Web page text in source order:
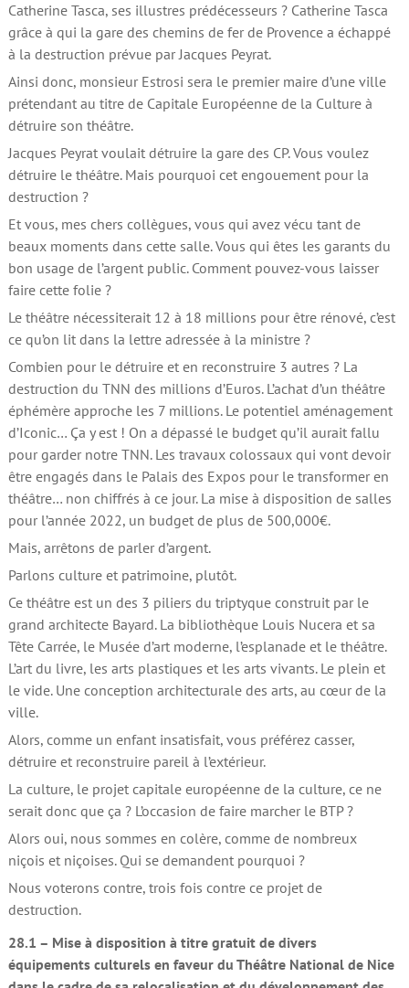
Catherine Tasca, ses illustres prédécesseurs ? Catherine Tasca
grâce à qui la gare des chemins de fer de Provence a échappé
à la destruction prévue par Jacques Peyrat.
Ainsi donc, monsieur Estrosi sera le premier maire d’une ville
prétendant au titre de Capitale Européenne de la Culture à
détruire son théâtre.
Jacques Peyrat voulait détruire la gare des CP. Vous voulez
détruire le théâtre. Mais pourquoi cet engouement pour la
destruction ?
Et vous, mes chers collègues, vous qui avez vécu tant de
beaux moments dans cette salle. Vous qui êtes les garants du
bon usage de l’argent public. Comment pouvez-vous laisser
faire cette folie ?
Le théâtre nécessiterait 12 à 18 millions pour être rénové, c’est
ce qu’on lit dans la lettre adressée à la ministre ?
Combien pour le détruire et en reconstruire 3 autres ? La
destruction du TNN des millions d’Euros. L’achat d’un théâtre
éphémère approche les 7 millions. Le potentiel aménagement
d’Iconic… Ça y est ! On a dépassé le budget qu’il aurait fallu
pour garder notre TNN. Les travaux colossaux qui vont devoir
être engagés dans le Palais des Expos pour le transformer en
théâtre… non chiffrés à ce jour. La mise à disposition de salles
pour l’année 2022, un budget de plus de 500,000€.
Mais, arrêtons de parler d’argent.
Parlons culture et patrimoine, plutôt.
Ce théâtre est un des 3 piliers du triptyque construit par le
grand architecte Bayard. La bibliothèque Louis Nucera et sa
Tête Carrée, le Musée d’art moderne, l’esplanade et le théâtre.
L’art du livre, les arts plastiques et les arts vivants. Le plein et
le vide. Une conception architecturale des arts, au cœur de la
ville.
Alors, comme un enfant insatisfait, vous préférez casser,
détruire et reconstruire pareil à l’extérieur.
La culture, le projet capitale européenne de la culture, ce ne
serait donc que ça ? L’occasion de faire marcher le BTP ?
Alors oui, nous sommes en colère, comme de nombreux
niçois et niçoises. Qui se demandent pourquoi ?
Nous voterons contre, trois fois contre ce projet de
destruction.
28.1 – Mise à disposition à titre gratuit de divers
équipements culturels en faveur du Théâtre National de Nice